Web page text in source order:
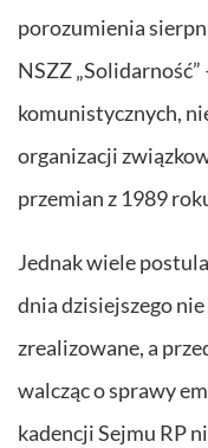
porozumienia
NSZZ
komunistycznych,
organizacji
przemian z 1989
Jednak wiele
dnia dzisiejszego
zrealizowane, a
walcząc o sprawy
kadencji Sejmu RP